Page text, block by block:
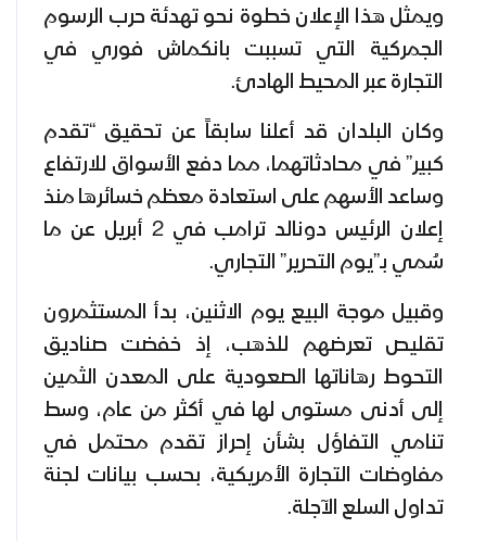
ويمثل هذا الإعلان خطوة نحو تهدئة حرب الرسوم
الجمركية التي تسببت بانكماش فوري في
التجارة عبر المحيط الهادئ.
وكان البلدان قد أعلنا سابقاً عن تحقيق “تقدم
كبير” في محادثاتهما، مما دفع الأسواق للارتفاع
وساعد الأسهم على استعادة معظم خسائرها منذ
إعلان الرئيس دونالد ترامب في 2 أبريل عن ما
سُمي بـ”يوم التحرير” التجاري.
وقبيل موجة البيع يوم الاثنين، بدأ المستثمرون
تقليص تعرضهم للذهب، إذ خفضت صناديق
التحوط رهاناتها الصعودية على المعدن الثمين
إلى أدنى مستوى لها في أكثر من عام، وسط
تنامي التفاؤل بشأن إحراز تقدم محتمل في
مفاوضات التجارة الأمريكية، بحسب بيانات لجنة
تداول السلع الآجلة.